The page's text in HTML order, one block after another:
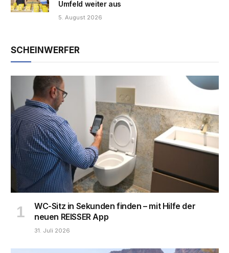
Umfeld weiter aus
5. August 2026
SCHEINWERFER
WC-Sitz in Sekunden finden – mit Hilfe der
neuen REISSER App
31. Juli 2026